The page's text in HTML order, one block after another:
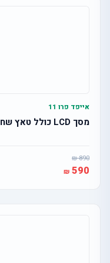
אייפד פרו 11
מסך LCD כולל טאץ שחור לאייפד פרו 11 2018 & 2020
890
590